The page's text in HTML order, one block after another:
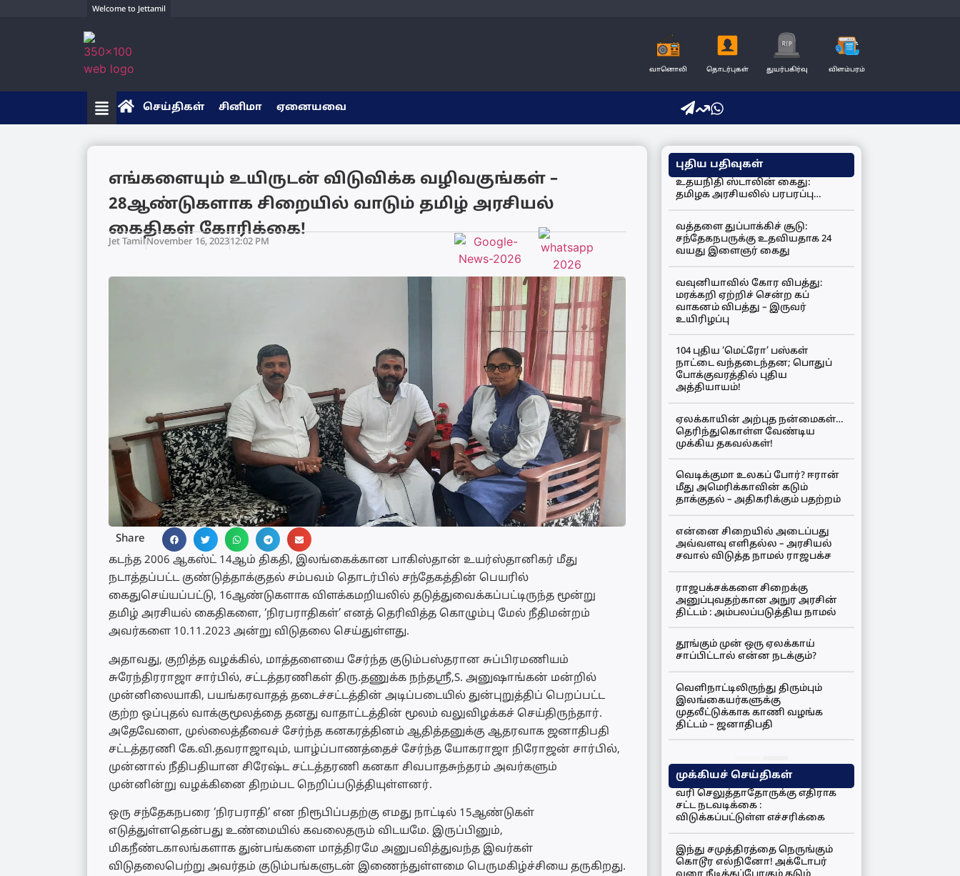
Welcome to Jettamil
வானொலி தொடர்புகள் துயர்பகிர்வு விளம்பரம்
செய்திகள் சினிமா ஏனையவை
எங்களையும் உயிருடன் விடுவிக்க வழிவகுங்கள் –
28ஆண்டுகளாக சிறையில் வாடும் தமிழ் அரசியல்
கைதிகள் கோரிக்கை!
Jet TamilNovember 16, 202312:02 PM
Share
கடந்த 2006 ஆகஸ்ட் 14ஆம் திகதி, இலங்கைக்கான பாகிஸ்தான் உயர்ஸ்தானிகர் மீது
நடாத்தப்பட்ட குண்டுத்தாக்குதல் சம்பவம் தொடர்பில் சந்தேகத்தின் பெயரில்
கைதுசெய்யப்பட்டு, 16ஆண்டுகளாக விளக்கமறியலில் தடுத்துவைக்கப்பட்டிருந்த மூன்று
தமிழ் அரசியல் கைதிகளை, ‘நிரபராதிகள்’ எனத் தெரிவித்த கொழும்பு மேல் நீதிமன்றம்
அவர்களை 10.11.2023 அன்று விடுதலை செய்துள்ளது.
அதாவது, குறித்த வழக்கில், மாத்தளையை சேர்ந்த குடும்பஸ்தரான சுப்பிரமணியம்
சுரேந்திரராஜா சார்பில், சட்டத்தரணிகள் திரு.தணுக்க நந்தஸ்ரீ,S. அனுஷாங்கன் மன்றில்
முன்னிலையாகி, பயங்கரவாதத் தடைச்சட்டத்தின் அடிப்படையில் துன்புறுத்திப் பெறப்பட்ட
குற்ற ஒப்புதல் வாக்குமூலத்தை தனது வாதாட்டத்தின் மூலம் வலுவிழக்கச் செய்திருந்தார்.
அதேவேளை, முல்லைத்தீவைச் சேர்ந்த கனகரத்தினம் ஆதித்தனுக்கு ஆதரவாக ஜனாதிபதி
சட்டத்தரணி கே.வி.தவராஜாவும், யாழ்ப்பாணத்தைச் சேர்ந்த யோகராஜா நிரோஜன் சார்பில்,
முன்னால் நீதிபதியான சிரேஷ்ட சட்டத்தரணி கனகா சிவபாதசுந்தரம் அவர்களும்
முன்னின்று வழக்கினை திறம்பட நெறிப்படுத்தியுள்ளனர்.
ஒரு சந்தேகநபரை ‘நிரபராதி’ என நிரூபிப்பதற்கு எமது நாட்டில் 15ஆண்டுகள்
எடுத்துள்ளதென்பது உண்மையில் கவலைதரும் விடயமே. இருப்பினும்,
மிகநீண்டகாலங்களாக துன்பங்களை மாத்திரமே அனுபவித்துவந்த இவர்கள்
விடுதலைபெற்று அவர்தம் குடும்பங்களுடன் இணைந்துள்ளமை பெருமகிழ்ச்சியை தருகிறது.
புதிய பதிவுகள்
உதயநிதி ஸ்டாலின் கைது:
தமிழக அரசியலில் பரபரப்பு…
வத்தளை துப்பாக்கிச் சூடு:
சந்தேகநபருக்கு உதவியதாக 24
வயது இளைஞர் கைது
வவுனியாவில் கோர விபத்து:
மரக்கறி ஏற்றிச் சென்ற கப்
வாகனம் விபத்து – இருவர்
உயிரிழப்பு
104 புதிய ‘மெட்ரோ’ பஸ்கள்
நாட்டை வந்தடைந்தன; பொதுப்
போக்குவரத்தில் புதிய
அத்தியாயம்!
ஏலக்காயின் அற்புத நன்மைகள்…
தெரிந்துகொள்ள வேண்டிய
முக்கிய தகவல்கள்!
வெடிக்குமா உலகப் போர்? ஈரான்
மீது அமெரிக்காவின் கடும்
தாக்குதல் – அதிகரிக்கும் பதற்றம்
என்னை சிறையில் அடைப்பது
அவ்வளவு எளிதல்ல – அரசியல்
சவால் விடுத்த நாமல் ராஜபக்ச
ராஜபக்சக்களை சிறைக்கு
அனுப்புவதற்கான அநுர அரசின்
திட்டம் : அம்பலப்படுத்திய நாமல்
தூங்கும் முன் ஒரு ஏலக்காய்
சாப்பிட்டால் என்ன நடக்கும்?
வெளிநாட்டிலிருந்து திரும்பும்
இலங்கையர்களுக்கு
முதலீட்டுக்காக காணி வழங்க
திட்டம் – ஜனாதிபதி
முக்கியச் செய்திகள்
வரி செலுத்தாதோருக்கு எதிராக
சட்ட நடவடிக்கை :
விடுக்கப்பட்டுள்ள எச்சரிக்கை
இந்து சமுத்திரத்தை நெருங்கும்
கொடூர எல்நினோ! அக்டோபர்